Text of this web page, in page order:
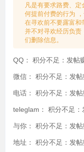
凡是有要求路费、
何提前付费的行为
在寻欢前不要露富和
并不对寻欢经历负
们删除信息。
QQ： 积分不足：发帖
微信： 积分不足：发帖
电话： 积分不足：发帖
teleglam： 积分不足：
与你： 积分不足：发帖
地址： 积分不足：发帖